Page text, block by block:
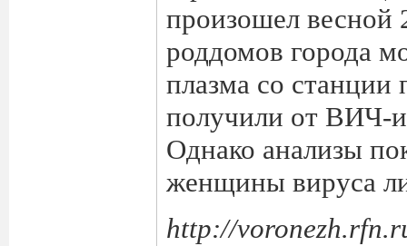
произошел весной
роддомов города
плазма со станции
получили от ВИЧ-
Однако анализы
женщины вируса
http://